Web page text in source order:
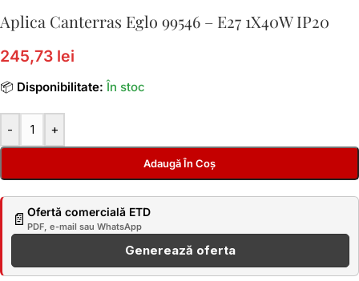
Aplica Canterras Eglo 99546 – E27 1X40W IP20
245,73 lei
📦 Disponibilitate: În stoc
- +
Adaugă În Coș
📄 Ofertă comercială ETD
PDF, e-mail sau WhatsApp
Generează oferta